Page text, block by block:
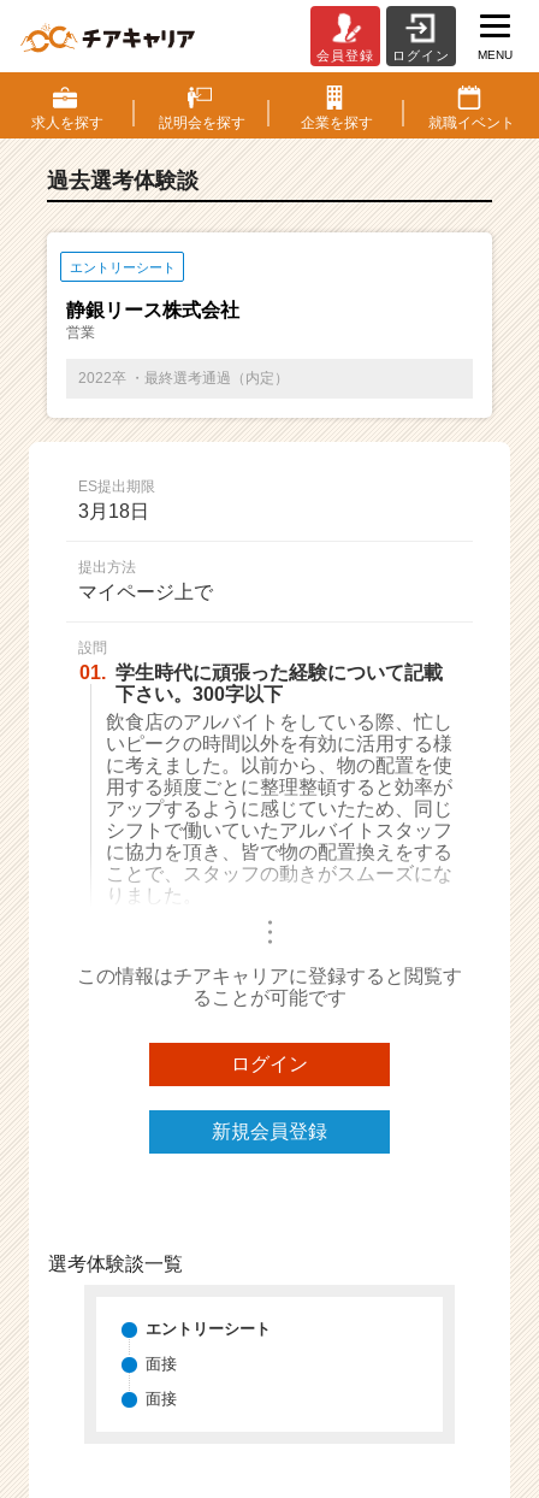
S・
選
考
験
ベ
チ
ー・
成
ス
ト
が
届
く
就
活
サ
イ
ト
ャ
リ
r
会員登録 ログイン MENU
求人を探す 説明会を探す 企業を探す 就職イベント
過去選考体験談
エントリーシート
静銀リース株式会社
営業
2022卒 ・最終選考通過（内定）
ES提出期限
3月18日
提出方法
マイページ上で
設問
01. 学生時代に頑張った経験について記載
下さい。300字以下
飲食店のアルバイトをしている際、忙し
いピークの時間以外を有効に活用する様
に考えました。以前から、物の配置を使
用する頻度ごとに整理整頓すると効率が
アップするように感じていたため、同じ
シフトで働いていたアルバイトスタッフ
に協力を頂き、皆で物の配置換えをする
ことで、スタッフの動きがスムーズにな
りました。
・・・
この情報はチアキャリアに登録すると閲覧す
ることが可能です
ログイン
新規会員登録
選考体験談一覧
エントリーシート
面接
面接